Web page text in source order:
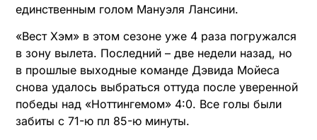
единственным голом Мануэля Лансини.
«Вест Хэм» в этом сезоне уже 4 раза погружался
в зону вылета. Последний – две недели назад, но
в прошлые выходные команде Дэвида Мойеса
снова удалось выбраться оттуда после уверенной
победы над «Ноттингемом» 4:0. Все голы были
забиты с 71-ю пл 85-ю минуты.